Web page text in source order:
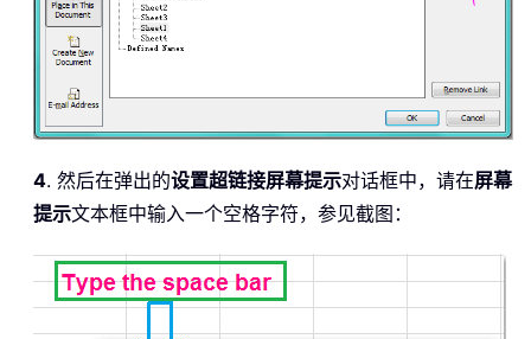
4. 然后在弹出的设置超链接屏幕提示对话框中，请在屏幕
提示文本框中输入一个空格字符，参见截图：